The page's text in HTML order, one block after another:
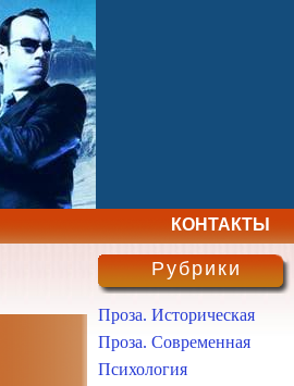
КОНТАКТЫ
Рубрики
Проза. Историческая
Проза. Современная
Психология